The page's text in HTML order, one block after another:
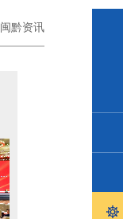
闽黔资讯